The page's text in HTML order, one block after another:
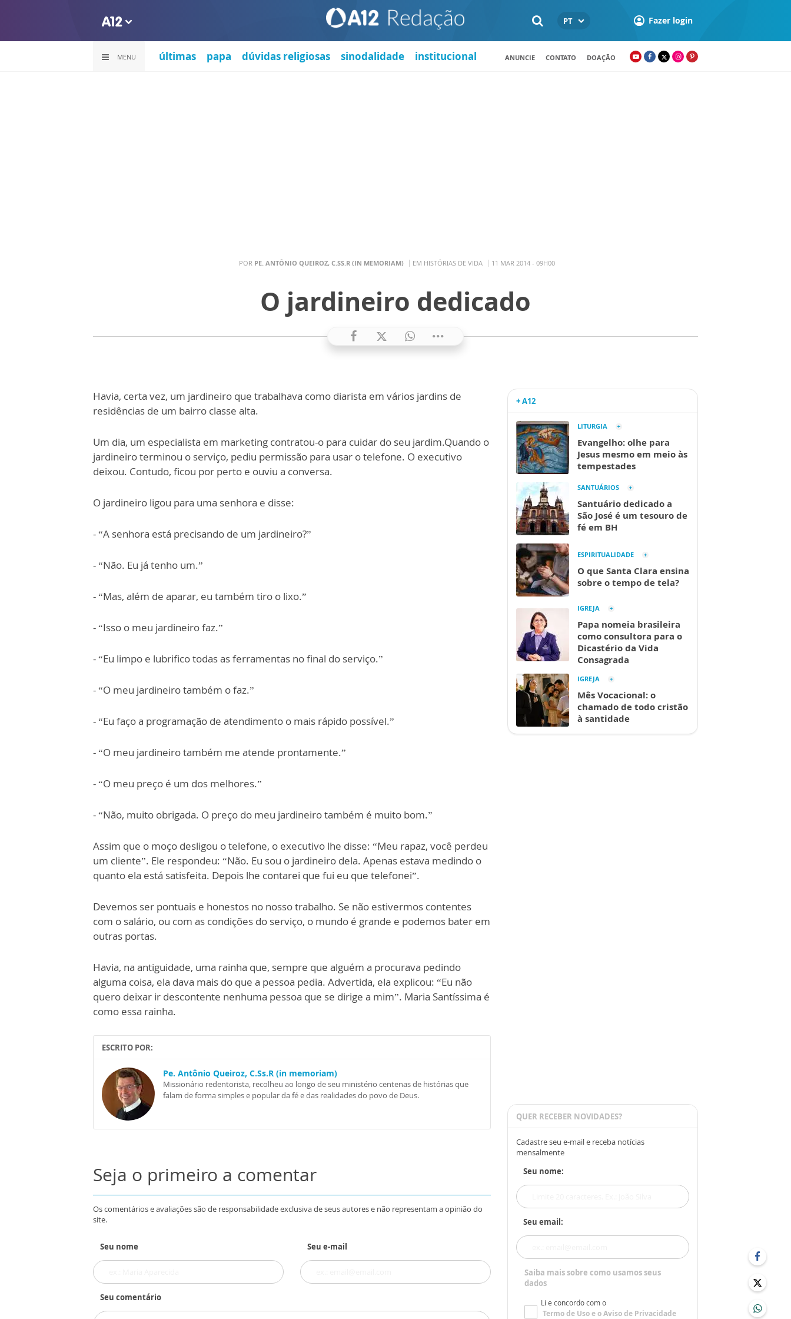
PT Fazer login
MENU últimas papa dúvidas religiosas sinodalidade institucional ANUNCIE CONTATO DOAÇÃO
POR PE. ANTÔNIO QUEIROZ, C.SS.R (IN MEMORIAM) EM HISTÓRIAS DE VIDA 11 MAR 2014 - 09H00
O jardineiro dedicado
Havia, certa vez, um jardineiro que trabalhava como diarista em vários jardins de
residências de um bairro classe alta.
Um dia, um especialista em marketing contratou-o para cuidar do seu jardim.Quando o
jardineiro terminou o serviço, pediu permissão para usar o telefone. O executivo
deixou. Contudo, ficou por perto e ouviu a conversa.
O jardineiro ligou para uma senhora e disse:
- “A senhora está precisando de um jardineiro?”
- “Não. Eu já tenho um.”
- “Mas, além de aparar, eu também tiro o lixo.”
- “Isso o meu jardineiro faz.”
- “Eu limpo e lubrifico todas as ferramentas no final do serviço.”
- “O meu jardineiro também o faz.”
- “Eu faço a programação de atendimento o mais rápido possível.”
- “O meu jardineiro também me atende prontamente.”
- “O meu preço é um dos melhores.”
- “Não, muito obrigada. O preço do meu jardineiro também é muito bom.”
Assim que o moço desligou o telefone, o executivo lhe disse: “Meu rapaz, você perdeu
um cliente”. Ele respondeu: “Não. Eu sou o jardineiro dela. Apenas estava medindo o
quanto ela está satisfeita. Depois lhe contarei que fui eu que telefonei”.
Devemos ser pontuais e honestos no nosso trabalho. Se não estivermos contentes
com o salário, ou com as condições do serviço, o mundo é grande e podemos bater em
outras portas.
Havia, na antiguidade, uma rainha que, sempre que alguém a procurava pedindo
alguma coisa, ela dava mais do que a pessoa pedia. Advertida, ela explicou: “Eu não
quero deixar ir descontente nenhuma pessoa que se dirige a mim”. Maria Santíssima é
como essa rainha.
ESCRITO POR:
Pe. Antônio Queiroz, C.Ss.R (in memoriam)
Missionário redentorista, recolheu ao longo de seu ministério centenas de histórias que
falam de forma simples e popular da fé e das realidades do povo de Deus.
Seja o primeiro a comentar
Os comentários e avaliações são de responsabilidade exclusiva de seus autores e não representam a opinião do
site.
Seu nome Seu e-mail
Seu comentário
+ A12
LITURGIA
Evangelho: olhe para
Jesus mesmo em meio às
tempestades
SANTUÁRIOS
Santuário dedicado a
São José é um tesouro de
fé em BH
ESPIRITUALIDADE
O que Santa Clara ensina
sobre o tempo de tela?
IGREJA
Papa nomeia brasileira
como consultora para o
Dicastério da Vida
Consagrada
IGREJA
Mês Vocacional: o
chamado de todo cristão
à santidade
QUER RECEBER NOVIDADES?
Cadastre seu e-mail e receba notícias
mensalmente
Seu nome:
Seu email:
Saiba mais sobre como usamos seus
dados
Li e concordo com o
Termo de Usoe oAviso de Privacidade